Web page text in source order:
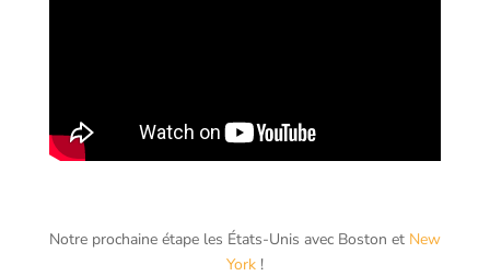
Notre prochaine étape les États-Unis avec Boston et New
York!